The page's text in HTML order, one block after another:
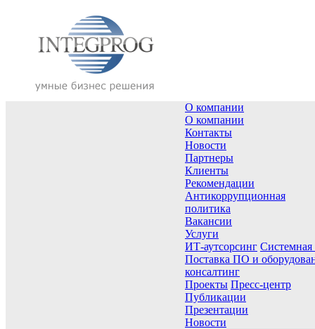
О компании
О компании
Контакты
Новости
Партнеры
Клиенты
Рекомендации
Антикоррупционная
политика
Вакансии
Услуги
ИТ-аутсорсинг Системная
Поставка ПО и
консалтинг
Проекты Пресс-центр
Публикации
Презентации
Новости